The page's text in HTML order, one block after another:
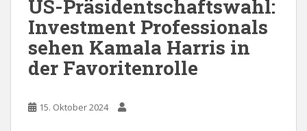
US-Präsidentschaftswahl:
Investment Professionals
sehen Kamala Harris in
der Favoritenrolle
15. Oktober 2024